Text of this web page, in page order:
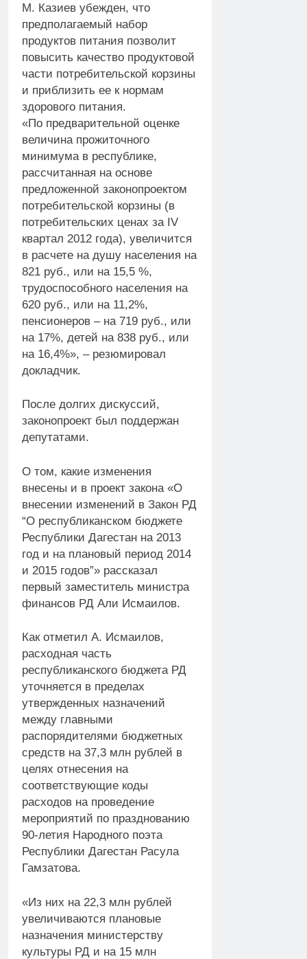
М. Казиев убежден, что
предполагаемый набор
продуктов питания позволит
повысить качество продуктовой
части потребительской корзины
и приблизить ее к нормам
здорового питания.
«По предварительной оценке
величина прожиточного
минимума в республике,
рассчитанная на основе
предложенной законопроектом
потребительской корзины (в
потребительских ценах за IV
квартал 2012 года), увеличится
в расчете на душу населения на
821 руб., или на 15,5 %,
трудоспособного населения на
620 руб., или на 11,2%,
пенсионеров – на 719 руб., или
на 17%, детей на 838 руб., или
на 16,4%», – резюмировал
докладчик.
После долгих дискуссий,
законопроект был поддержан
депутатами.
О том, какие изменения
внесены и в проект закона «О
внесении изменений в Закон РД
“О республиканском бюджете
Республики Дагестан на 2013
год и на плановый период 2014
и 2015 годов”» рассказал
первый заместитель министра
финансов РД Али Исмаилов.
Как отметил А. Исмаилов,
расходная часть
республиканского бюджета РД
уточняется в пределах
утвержденных назначений
между главными
распорядителями бюджетных
средств на 37,3 млн рублей в
целях отнесения на
соответствующие коды
расходов на проведение
мероприятий по празднованию
90-летия Народного поэта
Республики Дагестан Расула
Гамзатова.
«Из них на 22,3 млн рублей
увеличиваются плановые
назначения министерству
культуры РД и на 15 млн